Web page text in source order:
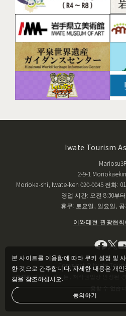
본 사이트를 이용함에 따라 쿠키 설정 및
한 것으로 간주합니다. 자세한 내용은 개
침을 참조하십시오.
동의하기
Iwate Tourism
Mariosu3F
2-9-1
Morioka-shi, Iwate-ken 020-0045 전화:
영업 시간: 오전 8:30부
휴무: 토요일, 일요일,
이와테현 관광협
Copyright © Iwate
게재되고 있는 정보는, 저작권법상 인정된
용할 수 없습